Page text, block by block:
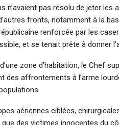
n’avaient pas résolu de jeter les
fronts, notamment à la
renforcée par les
et se tenait prête à donner
zone d’habitation, le Chef
des affrontements à l’arme
aériennes ciblées,
des victimes innocentes du